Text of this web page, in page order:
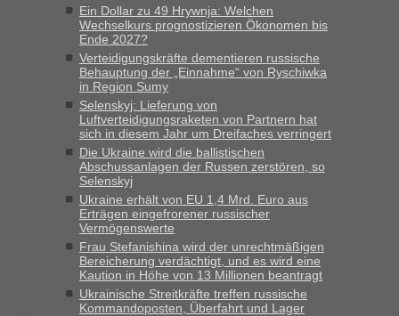
„Bin am Montag 15.6.26 um 8 Uhr in Urgyniw ausgereist,
das erste Mal an einem Montagmorgen ca. 15 Fahrzeuge
vor mir, bin sonst der Erste oder Zweite, egal, nach ca 20
Minuten wurde dann die nächste Welle...“
Berichte und Reisetipps • Re: An welchem
Grenzübergang zwischen Polen und der Ukraine geht es am
schnellsten?
„Derzeit, ist es überall sehr voll an den Grenzen Ukraine/
Polen. Zb. Krakovets 100 PKW ca. 10 h Wartezeit. Wollen
Montag rüber, versuchen es sehr früh.“
Ein Dollar zu 49 Hrywnja: Welchen
Wechselkurs prognostizieren Ökonomen bis
Ende 2027?
Verteidigungskräfte dementieren russische
Behauptung der „Einnahme“ von Ryschiwka
in Region Sumy
Selenskyj: Lieferung von
Luftverteidigungsraketen von Partnern hat
sich in diesem Jahr um Dreifaches verringert
Die Ukraine wird die ballistischen
Abschussanlagen der Russen zerstören, so
Selenskyj
Ukraine erhält von EU 1,4 Mrd. Euro aus
Erträgen eingefrorener russischer
Vermögenswerte
Frau Stefanishina wird der unrechtmäßigen
Bereicherung verdächtigt, und es wird eine
Kaution in Höhe von 13 Millionen beantragt
Ukrainische Streitkräfte treffen russische
Kommandoposten, Überfahrt und Lager